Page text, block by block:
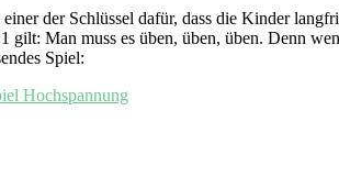
der Schlüssel dafür, dass die Kinder
gilt: Man muss es üben, üben, üben. Denn
Spiel: